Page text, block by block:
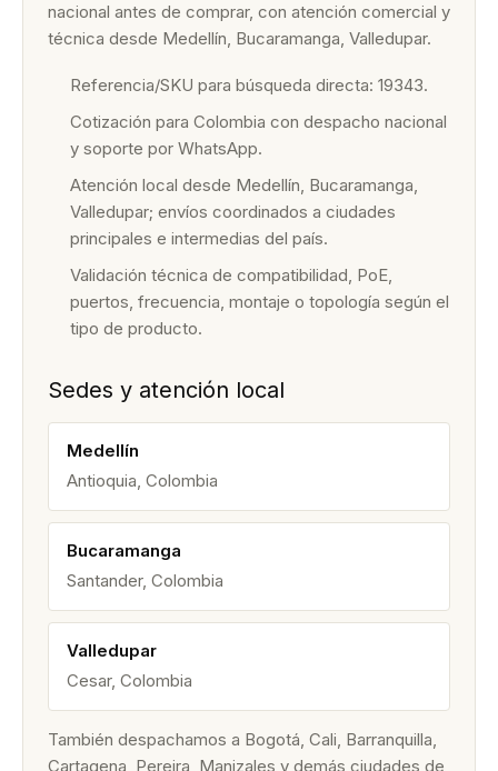
nacional antes de comprar, con atención comercial y
técnica desde Medellín, Bucaramanga, Valledupar.
Referencia/SKU para búsqueda directa: 19343.
Cotización para Colombia con despacho nacional
y soporte por WhatsApp.
Atención local desde Medellín, Bucaramanga,
Valledupar; envíos coordinados a ciudades
principales e intermedias del país.
Validación técnica de compatibilidad, PoE,
puertos, frecuencia, montaje o topología según el
tipo de producto.
Sedes y atención local
Medellín
Antioquia, Colombia
Bucaramanga
Santander, Colombia
Valledupar
Cesar, Colombia
También despachamos a Bogotá, Cali, Barranquilla,
Cartagena, Pereira, Manizales y demás ciudades de